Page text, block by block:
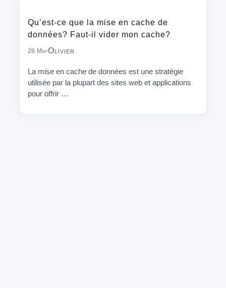
Qu’est-ce que la mise en cache de
données? Faut-il vider mon cache?
28 Mai•Olivier
La mise en cache de données est une stratégie
utilisée par la plupart des sites web et applications
pour offrir …